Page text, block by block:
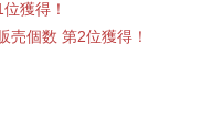
獲得！
個数 第2位獲得！